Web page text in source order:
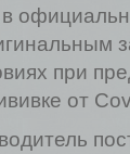
при
от